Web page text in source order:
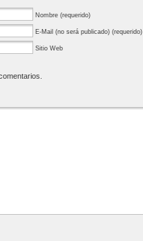
Nombre (requerido)
E-Mail (no será publicado) (requerido)
Sitio Web